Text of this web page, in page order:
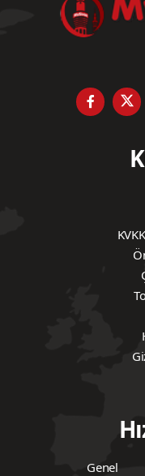
Genel